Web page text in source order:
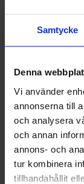
Samtycke
Denna
Vi använder
annonserna till
och analysera
och annan
annons- och
tur kombinera
tillhandahållit
ALLA
HÅLLBARHET
LANDSKRONA
NYA UPPDRAG